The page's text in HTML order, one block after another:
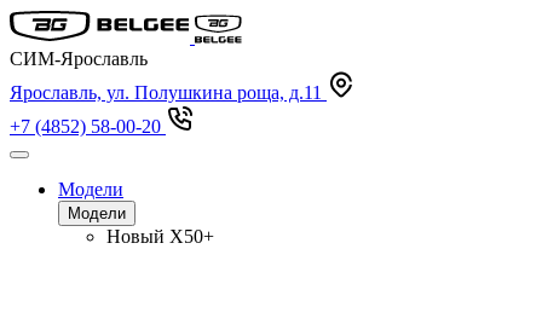
СИМ-Ярославль
Ярославль, ул. Полушкина роща, д.11
+7 (4852) 58-00-20
Модели
Модели
Новый X50+